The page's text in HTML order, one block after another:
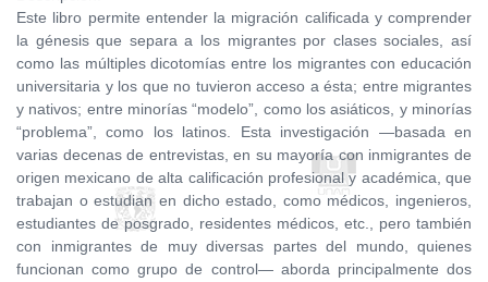
Este libro permite entender la migración calificada y comprender
la génesis que separa a los migrantes por clases sociales, así
como las múltiples dicotomías entre los migrantes con educación
universitaria y los que no tuvieron acceso a ésta; entre migrantes
y nativos; entre minorías “modelo”, como los asiáticos, y minorías
“problema”, como los latinos. Esta investigación —basada en
varias decenas de entrevistas, en su mayoría con inmigrantes de
origen mexicano de alta calificación profesional y académica, que
trabajan o estudian en dicho estado, como médicos, ingenieros,
estudiantes de posgrado, residentes médicos, etc., pero también
con inmigrantes de muy diversas partes del mundo, quienes
funcionan como grupo de control— aborda principalmente dos